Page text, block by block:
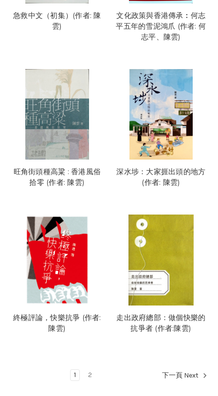
急救中文（初集）(作者: 陳
雲)
文化政策與香港傳承︰何志
平五年的雪泥鴻爪 (作者: 何
志平、陳雲)
旺角街頭種高粱 : 香港風俗
拾零 (作者: 陳雲)
深水埗：大家捱出頭的地方
(作者: 陳雲)
終極評論，快樂抗爭 (作者:
陳雲)
走出政府總部：做個快樂的
抗爭者 (作者:陳雲)
1 2 下一頁 Next